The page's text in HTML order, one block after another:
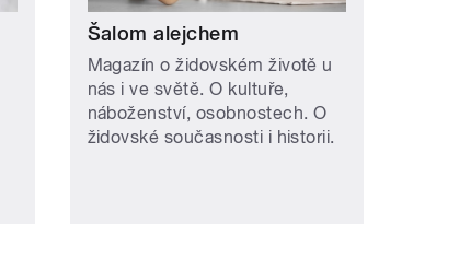
Šalom alejchem
Magazín o židovském životě u
nás i ve světě. O kultuře,
náboženství, osobnostech. O
židovské současnosti i historii.